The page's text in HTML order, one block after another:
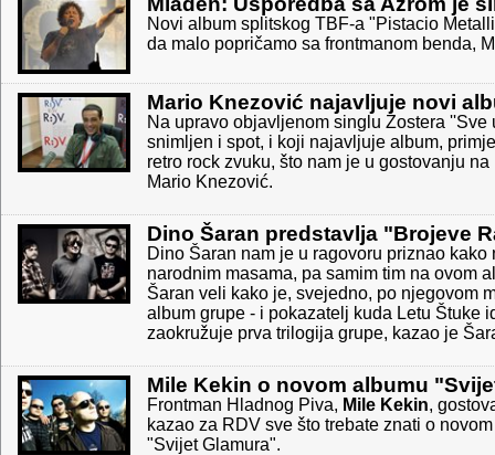
Novi album splitskog TBF-a "Pistacio
da malo popričamo sa frontmanom benda,
Mario Knezović najavljuje novi
Na upravo objavljenom singlu Zostera
snimljen i spot, i koji najavljuje album,
retro rock zvuku, što nam je u gostovanju
Mario Knezović.
Dino Šaran predstavlja "Brojeve
Dino Šaran nam je u ragovoru priznao
narodnim masama, pa samim tim na ovom
Šaran veli kako je, svejedno, po njegovom
album grupe - i pokazatelj kuda Letu Štuke
zaokružuje prva trilogija grupe, kazao je
Mile Kekin o novom albumu
Frontman Hladnog Piva, Mile Kekin,
kazao za RDV sve što trebate znati o
"Svijet Glamura".